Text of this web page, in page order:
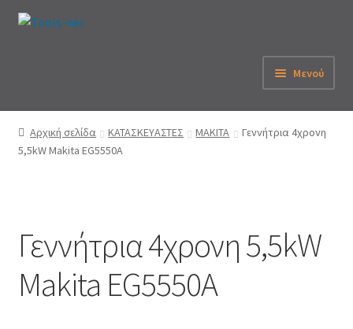
Απευθείας
Μετάβαση
Μενού
Αρχική
Εταιρεία
Λογαριασμός
Καλάθι
Αρχική σελίδα ΚΑΤΑΣΚΕΥΑΣΤΕΣ MAKITA
Γεννήτρια 4χρονη
5,5kW Makita EG5550A
Γεννήτρια 4χρονη 5,5kW
Makita EG5550A